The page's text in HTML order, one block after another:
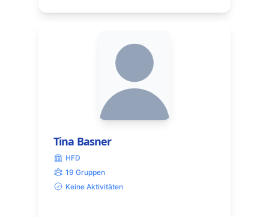
Tina Basner
HFD
19 Gruppen
Keine Aktivitäten